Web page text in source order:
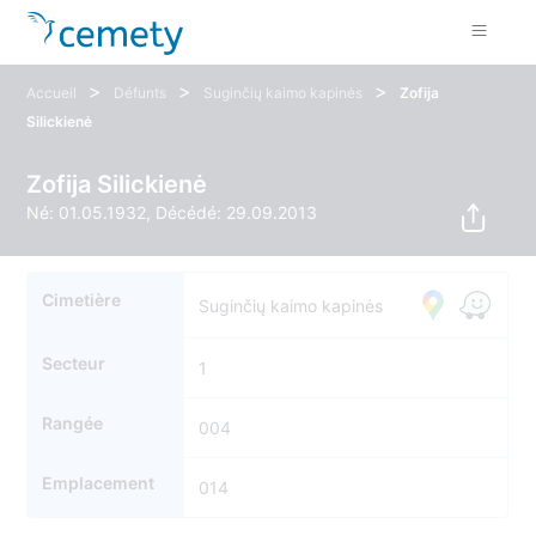
Accueil > Défunts > Suginčių kaimo kapinės >
Zofija
Silickienė
Zofija Silickienė
Né: 01.05.1932, Décédé: 29.09.2013
Cimetière Suginčių kaimo kapinės
Secteur 1
Rangée 004
Emplacement 014